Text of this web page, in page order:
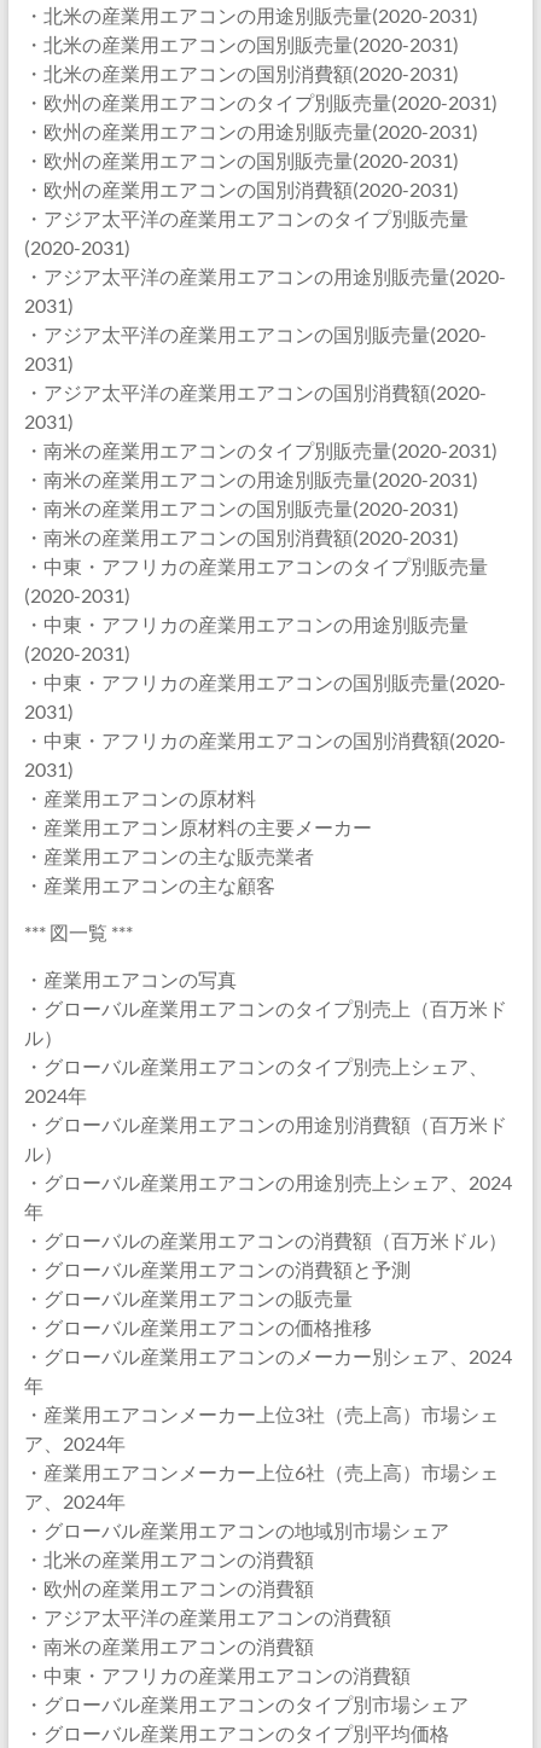
・北米の産業用エアコンの用途別販売量(2020-2031)
・北米の産業用エアコンの国別販売量(2020-2031)
・北米の産業用エアコンの国別消費額(2020-2031)
・欧州の産業用エアコンのタイプ別販売量(2020-2031)
・欧州の産業用エアコンの用途別販売量(2020-2031)
・欧州の産業用エアコンの国別販売量(2020-2031)
・欧州の産業用エアコンの国別消費額(2020-2031)
・アジア太平洋の産業用エアコンのタイプ別販売量
(2020-2031)
・アジア太平洋の産業用エアコンの用途別販売量(2020-
2031)
・アジア太平洋の産業用エアコンの国別販売量(2020-
2031)
・アジア太平洋の産業用エアコンの国別消費額(2020-
2031)
・南米の産業用エアコンのタイプ別販売量(2020-2031)
・南米の産業用エアコンの用途別販売量(2020-2031)
・南米の産業用エアコンの国別販売量(2020-2031)
・南米の産業用エアコンの国別消費額(2020-2031)
・中東・アフリカの産業用エアコンのタイプ別販売量
(2020-2031)
・中東・アフリカの産業用エアコンの用途別販売量
(2020-2031)
・中東・アフリカの産業用エアコンの国別販売量(2020-
2031)
・中東・アフリカの産業用エアコンの国別消費額(2020-
2031)
・産業用エアコンの原材料
・産業用エアコン原材料の主要メーカー
・産業用エアコンの主な販売業者
・産業用エアコンの主な顧客
*** 図一覧 ***
・産業用エアコンの写真
・グローバル産業用エアコンのタイプ別売上（百万米ド
ル）
・グローバル産業用エアコンのタイプ別売上シェア、
2024年
・グローバル産業用エアコンの用途別消費額（百万米ド
ル）
・グローバル産業用エアコンの用途別売上シェア、2024
年
・グローバルの産業用エアコンの消費額（百万米ドル）
・グローバル産業用エアコンの消費額と予測
・グローバル産業用エアコンの販売量
・グローバル産業用エアコンの価格推移
・グローバル産業用エアコンのメーカー別シェア、2024
年
・産業用エアコンメーカー上位3社（売上高）市場シェ
ア、2024年
・産業用エアコンメーカー上位6社（売上高）市場シェ
ア、2024年
・グローバル産業用エアコンの地域別市場シェア
・北米の産業用エアコンの消費額
・欧州の産業用エアコンの消費額
・アジア太平洋の産業用エアコンの消費額
・南米の産業用エアコンの消費額
・中東・アフリカの産業用エアコンの消費額
・グローバル産業用エアコンのタイプ別市場シェア
・グローバル産業用エアコンのタイプ別平均価格